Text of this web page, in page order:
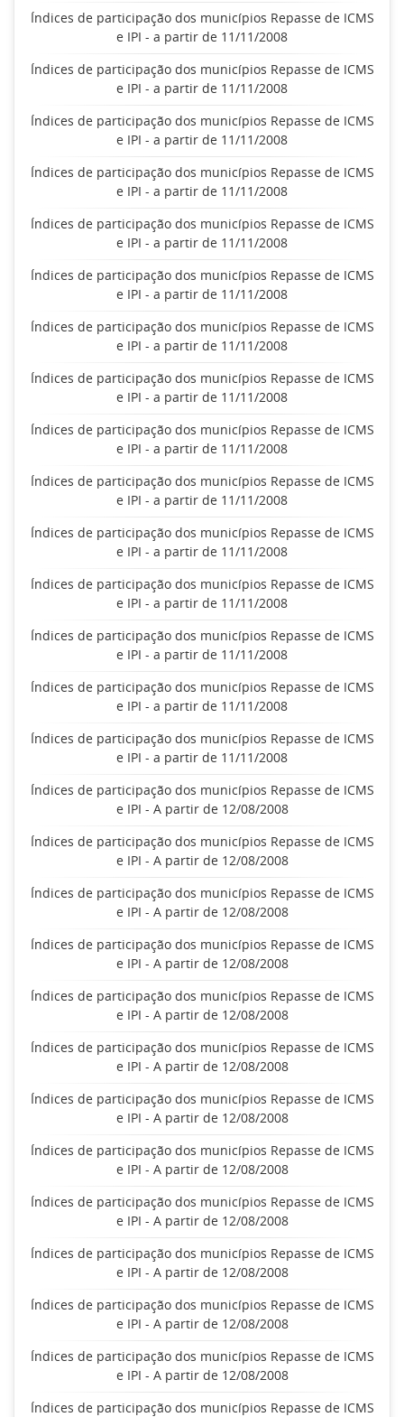
Índices de participação dos municípios Repasse de ICMS
e IPI - a partir de 11/11/2008
Índices de participação dos municípios Repasse de ICMS
e IPI - a partir de 11/11/2008
Índices de participação dos municípios Repasse de ICMS
e IPI - a partir de 11/11/2008
Índices de participação dos municípios Repasse de ICMS
e IPI - a partir de 11/11/2008
Índices de participação dos municípios Repasse de ICMS
e IPI - a partir de 11/11/2008
Índices de participação dos municípios Repasse de ICMS
e IPI - a partir de 11/11/2008
Índices de participação dos municípios Repasse de ICMS
e IPI - a partir de 11/11/2008
Índices de participação dos municípios Repasse de ICMS
e IPI - a partir de 11/11/2008
Índices de participação dos municípios Repasse de ICMS
e IPI - a partir de 11/11/2008
Índices de participação dos municípios Repasse de ICMS
e IPI - a partir de 11/11/2008
Índices de participação dos municípios Repasse de ICMS
e IPI - a partir de 11/11/2008
Índices de participação dos municípios Repasse de ICMS
e IPI - a partir de 11/11/2008
Índices de participação dos municípios Repasse de ICMS
e IPI - a partir de 11/11/2008
Índices de participação dos municípios Repasse de ICMS
e IPI - a partir de 11/11/2008
Índices de participação dos municípios Repasse de ICMS
e IPI - a partir de 11/11/2008
Índices de participação dos municípios Repasse de ICMS
e IPI - A partir de 12/08/2008
Índices de participação dos municípios Repasse de ICMS
e IPI - A partir de 12/08/2008
Índices de participação dos municípios Repasse de ICMS
e IPI - A partir de 12/08/2008
Índices de participação dos municípios Repasse de ICMS
e IPI - A partir de 12/08/2008
Índices de participação dos municípios Repasse de ICMS
e IPI - A partir de 12/08/2008
Índices de participação dos municípios Repasse de ICMS
e IPI - A partir de 12/08/2008
Índices de participação dos municípios Repasse de ICMS
e IPI - A partir de 12/08/2008
Índices de participação dos municípios Repasse de ICMS
e IPI - A partir de 12/08/2008
Índices de participação dos municípios Repasse de ICMS
e IPI - A partir de 12/08/2008
Índices de participação dos municípios Repasse de ICMS
e IPI - A partir de 12/08/2008
Índices de participação dos municípios Repasse de ICMS
e IPI - A partir de 12/08/2008
Índices de participação dos municípios Repasse de ICMS
e IPI - A partir de 12/08/2008
Índices de participação dos municípios Repasse de ICMS